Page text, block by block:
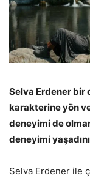
Selva Erdener bir
karakterine yön
deneyimi de
deneyimi
Selva Erdener ile